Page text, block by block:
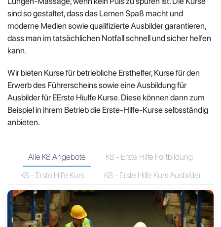
sind so gestaltet, dass das Lernen Spaß macht und
moderne Medien sowie qualifizierte Ausbilder garantieren,
dass man im tatsächlichen Notfall schnell und sicher helfen
kann.
Wir bieten Kurse für betriebliche Ersthelfer, Kurse für den
Erwerb des Führerscheins sowie eine Ausbildung für
Ausbilder für EErste Hiulfe Kurse. Diese können dann zum
Beispiel in ihrem Betrieb die Erste-Hilfe-Kurse selbsständig
anbieten.
Alle K8 Angebote
K8 - Erste Hilfe Fortbildung
K8 - Erste Hilfe Kurs
K8 - Erste Hilfe Kurs Ausbilder